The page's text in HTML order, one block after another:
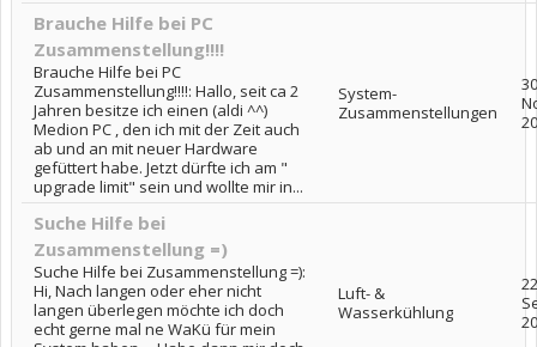
Brauche Hilfe bei PC
Zusammenstellung!!!!
Brauche Hilfe bei PC
Zusammenstellung!!!!: Hallo, seit ca 2
Jahren besitze ich einen (aldi ^^)
Medion PC , den ich mit der Zeit auch
ab und an mit neuer Hardware
gefüttert habe. Jetzt dürfte ich am "
upgrade limit" sein und wollte mir in...
System-
Zusammenstellungen
Suche Hilfe bei
Zusammenstellung =)
Suche Hilfe bei Zusammenstellung =):
Hi, Nach langen oder eher nicht
langen überlegen möchte ich doch
echt gerne mal ne WaKü für mein
Luft- &
Wasserkühlung